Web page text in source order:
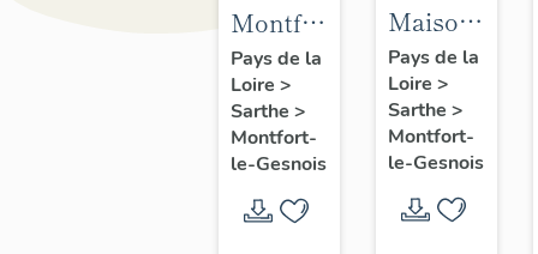
Montfort-
le-
Gesnois
:
présentation
du
bourg
Pays de la
Loire >
Sarthe >
Montfort-
le-Gesnois
Maisons
du
bourg
de
Montfort-
le-
Gesnois
Pays de la
Loire >
Sarthe >
Montfort-
le-Gesnois